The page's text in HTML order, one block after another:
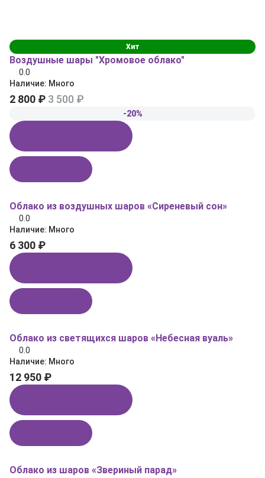
Хит
Воздушные шары "Хромовое облако"
0.0
Наличие: Много
2 800 ₽ 3 500 ₽
-20%
Облако из воздушных шаров «Сиреневый сон»
0.0
Наличие: Много
6 300 ₽
Облако из светящихся шаров «Небесная вуаль»
0.0
Наличие: Много
12 950 ₽
Облако из шаров «Звериный парад»